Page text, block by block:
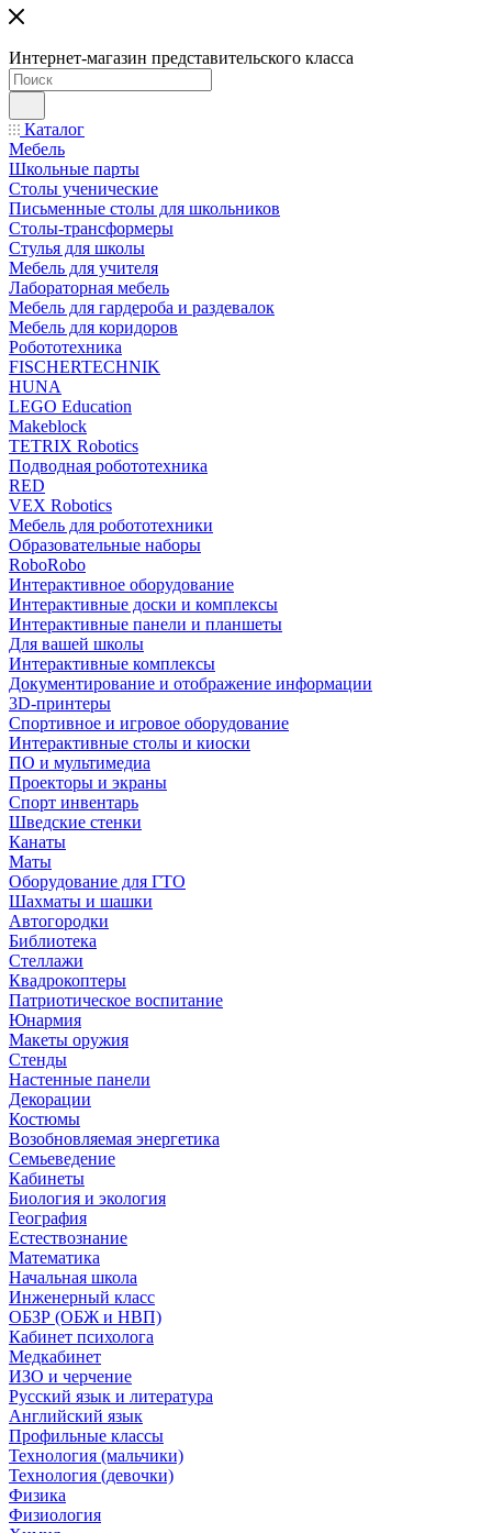
Интернет-магазин представительского класса
Каталог
Мебель
Школьные парты
Столы ученические
Письменные столы для школьников
Столы-трансформеры
Стулья для школы
Мебель для учителя
Лабораторная мебель
Мебель для гардероба и раздевалок
Мебель для коридоров
Робототехника
FISCHERTECHNIK
HUNA
LEGO Education
Makeblock
TETRIX Robotics
Подводная робототехника
RED
VEX Robotics
Мебель для робототехники
Образовательные наборы
RoboRobo
Интерактивное оборудование
Интерактивные доски и комплексы
Интерактивные панели и планшеты
Для вашей школы
Интерактивные комплексы
Документирование и отображение информации
3D-принтеры
Спортивное и игровое оборудование
Интерактивные столы и киоски
ПО и мультимедиа
Проекторы и экраны
Спорт инвентарь
Шведские стенки
Канаты
Маты
Оборудование для ГТО
Шахматы и шашки
Автогородки
Библиотека
Стеллажи
Квадрокоптеры
Патриотическое воспитание
Юнармия
Макеты оружия
Стенды
Настенные панели
Декорации
Костюмы
Возобновляемая энергетика
Семьеведение
Кабинеты
Биология и экология
География
Естествознание
Математика
Начальная школа
Инженерный класс
ОБЗР (ОБЖ и НВП)
Кабинет психолога
Медкабинет
ИЗО и черчение
Русский язык и литература
Английский язык
Профильные классы
Технология (мальчики)
Технология (девочки)
Физика
Физиология